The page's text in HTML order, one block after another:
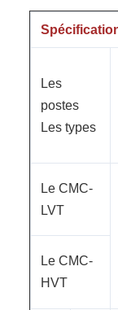
Les
postes
Les types
Le CMC-
LVT
Le CMC-
HVT